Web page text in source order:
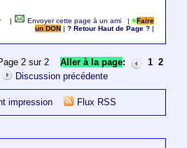
Envoyer cette page à un ami |
Faire
un DON
|? Retour Haut de Page ?
2 sur 2Aller à la page: 1 2
Discussion précédente
impression Flux RSS